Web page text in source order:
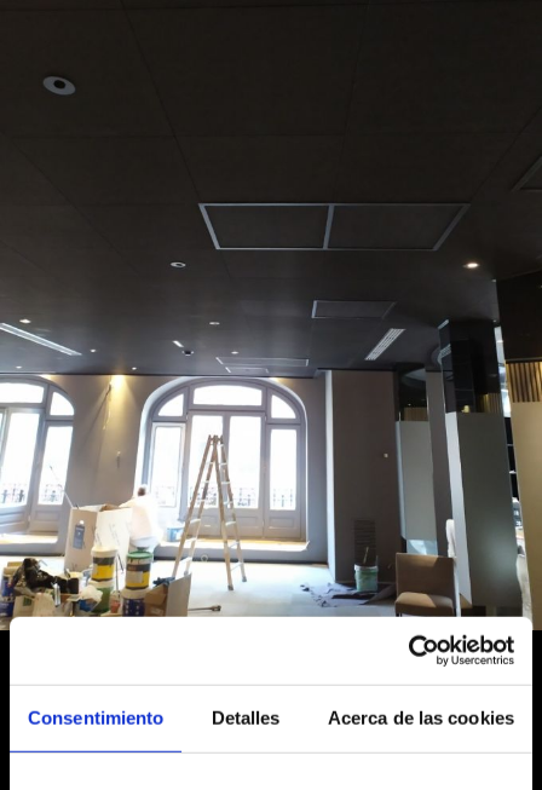
Consentimiento Detalles Acerca de las cookies
¿Te gustaría realizar un
proyecto como este?